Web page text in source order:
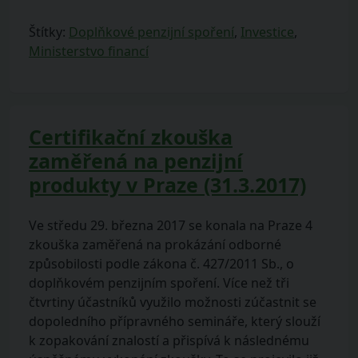
Štítky: Doplňkové penzijní spoření, Investice,
Ministerstvo financí
Certifikační zkouška
zaměřená na penzijní
produkty v Praze (31.3.2017)
Ve středu 29. března 2017 se konala na Praze 4
zkouška zaměřená na prokázání odborné
způsobilosti podle zákona č. 427/2011 Sb., o
doplňkovém penzijním spoření. Více než tři
čtvrtiny účastníků využilo možnosti zúčastnit se
dopoledního přípravného semináře, který slouží
k zopakování znalostí a přispívá k následnému